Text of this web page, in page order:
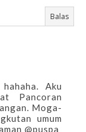
Balas
Aku
Pancoran
Moga-
umum
@puspa